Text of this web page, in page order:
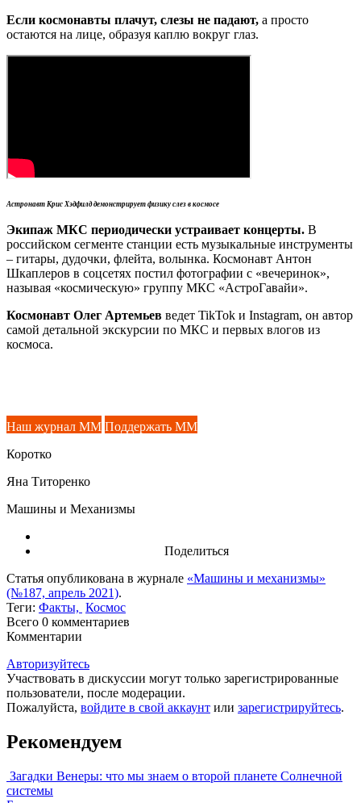
Если космонавты плачут, слезы не падают, а просто
остаются на лице, образуя каплю вокруг глаз.
Астронавт Крис Хэдфилддемонстрирует физику слез в космосе
Экипаж МКС периодически устраивает концерты. В
российском сегменте станции есть музыкальные инструменты
– гитары, дудочки, флейта, волынка. Космонавт Антон
Шкаплеров в соцсетях постил фотографии с «вечеринок»,
называя «космическую» группу МКС «АстроГавайи».
Космонавт Олег Артемьев ведет TikTok и Instagram, он автор
самой детальной экскурсии по МКС и первых влогов из
космоса.
Наш журнал ММ Поддержать ММ
Коротко
Яна Титоренко
Машины и Механизмы
Поделиться
Статья опубликована в журнале «Машины и механизмы»
(№187, апрель 2021).
Теги: Факты, Космос
Всего 0 комментариев
Комментарии
Авторизуйтесь
Участвовать в дискуссии могут только зарегистрированные
пользователи, после модерации.
Пожалуйста, войдите в свой аккаунт или зарегистрируйтесь.
Рекомендуем
Загадки Венеры: что мы знаем о второй планете Солнечной
системы